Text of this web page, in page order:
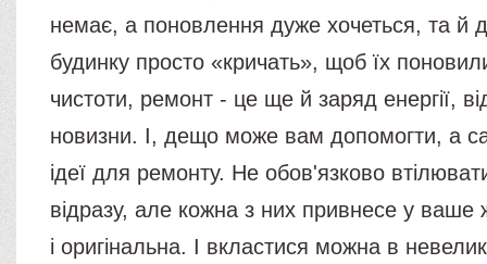
немає, а поновлення дуже хочеться, та й
будинку просто «кричать», щоб їх
чистоти, ремонт - це ще й заряд енергії,
новизни. І, дещо може вам допомогти, а
ідеї для ремонту. Не обов'язково
відразу, але кожна з них привнесе у ваше
і оригінальна. І вкластися можна в